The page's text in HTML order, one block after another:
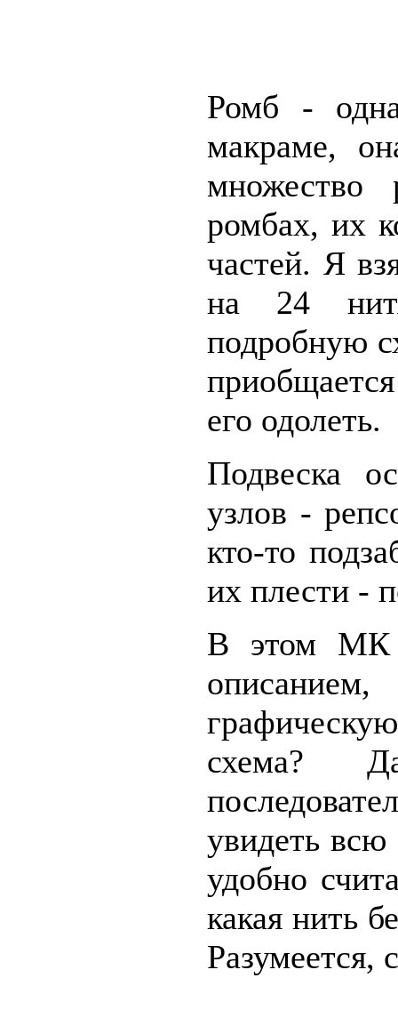
Ромб -
макраме,
множество
ромбах, их
частей. Я
на 24
подробную
его одолеть.
Подвеска
узлов -
кто-то
их плести -
В этом МК
схема?
увидеть
удобно
какая нить
Разумеется,